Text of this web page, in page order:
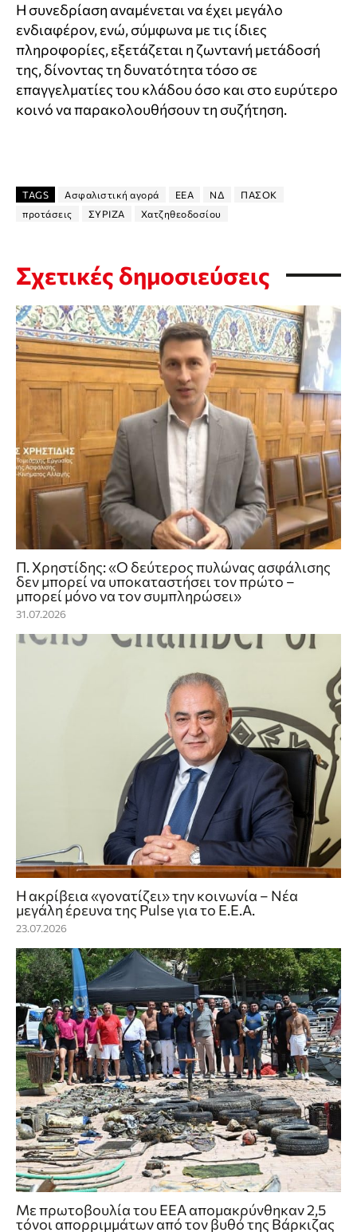
Η συνεδρίαση αναμένεται να έχει μεγάλο
ενδιαφέρον, ενώ, σύμφωνα με τις ίδιες
πληροφορίες, εξετάζεται η ζωντανή μετάδοσή
της, δίνοντας τη δυνατότητα τόσο σε
επαγγελματίες του κλάδου όσο και στο ευρύτερο
κοινό να παρακολουθήσουν τη συζήτηση.
TAGS Ασφαλιστική αγορά ΕΕΑ ΝΔ
ΠΑΣΟΚ
προτάσεις
ΣΥΡΙΖΑ Χατζηθεοδοσίου
Σχετικές δημοσιεύσεις
Π. Χρηστίδης: «Ο δεύτερος πυλώνας ασφάλισης
δεν μπορεί να υποκαταστήσει τον πρώτο –
μπορεί μόνο να τον συμπληρώσει»
31.07.2026
Η ακρίβεια «γονατίζει» την κοινωνία – Νέα
μεγάλη έρευνα της Pulse για το Ε.Ε.Α.
23.07.2026
Με πρωτοβουλία του ΕΕΑ απομακρύνθηκαν 2,5
τόνοι απορριμμάτων από τον βυθό της Βάρκιζας